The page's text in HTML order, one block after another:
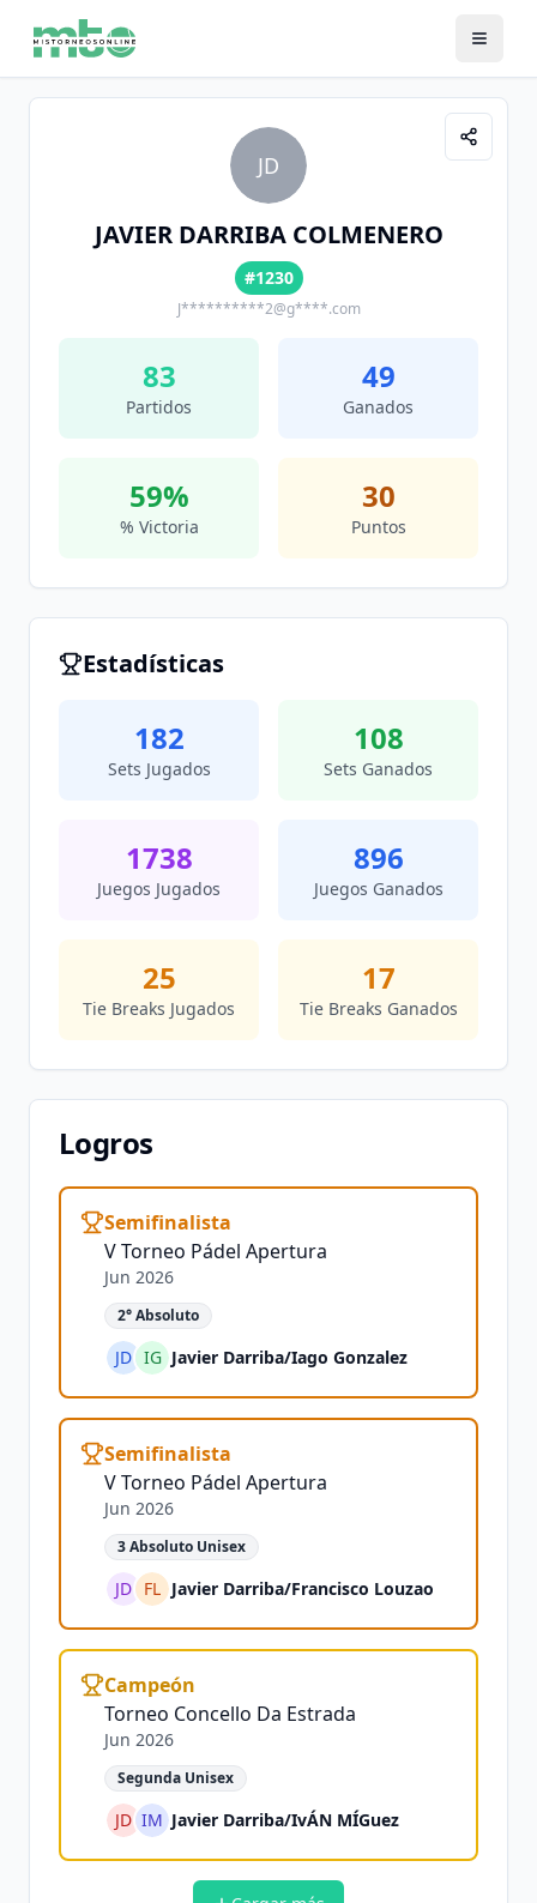
JD
JAVIER DARRIBA COLMENERO
#1230
J**********2@g****.com
83
Partidos
49
Ganados
59%
% Victoria
30
Puntos
Estadísticas
182
Sets Jugados
108
Sets Ganados
1738
Juegos Jugados
896
Juegos Ganados
25
Tie Breaks Jugados
17
Tie Breaks Ganados
Logros
Semifinalista
V Torneo Pádel Apertura
Jun 2026
2° Absoluto
JD IG Javier Darriba/Iago Gonzalez
Semifinalista
V Torneo Pádel Apertura
Jun 2026
3 Absoluto Unisex
JD FL Javier Darriba/Francisco Louzao
Campeón
Torneo Concello Da Estrada
Jun 2026
Segunda Unisex
JD IM Javier Darriba/IvÁN MÍGuez